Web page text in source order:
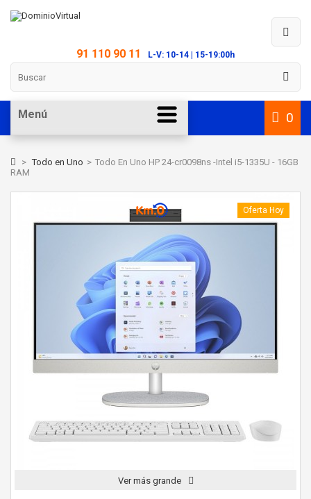
91 110 90 11 L-V: 10-14 | 15-19:00h
0
Menú
> Todo en Uno > Todo En Uno HP 24-cr0098ns -Intel i5-1335U - 16GB
RAM
Oferta Hoy
Ver más grande